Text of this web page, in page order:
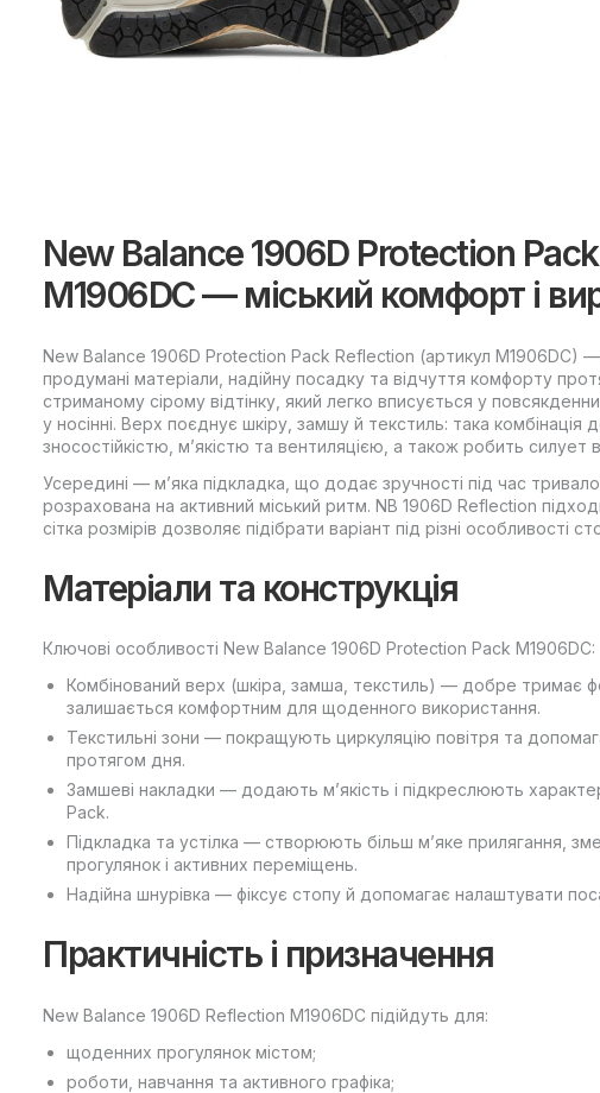
New Balance 1906D Protection
M1906DC — міський комфорт і
New Balance 1906D Protection Pack Reflection (артикул M1906DC) —
продумані матеріали, надійну посадку та відчуття комфорту
стриманому сірому відтінку, який легко вписується у
у носінні. Верх поєднує шкіру, замшу й текстиль: така
зносостійкістю, м’якістю та вентиляцією, а також робить силует
Усередині — м’яка підкладка, що додає зручності під час
розрахована на активний міський ритм. NB 1906D Reflection
сітка розмірів дозволяє підібрати варіант під різні особливості
Матеріали та конструкція
Ключові особливості New Balance 1906D Protection Pack M1906DC:
Комбінований верх (шкіра, замша, текстиль) — добре тримає
залишається комфортним для щоденного використання.
Текстильні зони — покращують циркуляцію повітря та
протягом дня.
Замшеві накладки — додають м’якість і підкреслюють
Pack.
Підкладка та устілка — створюють більш м’яке прилягання,
прогулянок і активних переміщень.
Надійна шнурівка — фіксує стопу й допомагає налаштувати
Практичність і призначення
New Balance 1906D Reflection M1906DC підійдуть для:
щоденних прогулянок містом;
роботи, навчання та активного графіка;